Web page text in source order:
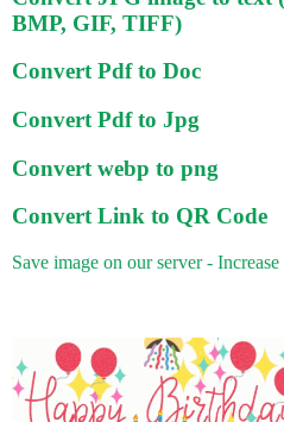
BMP, GIF, TIFF)
Convert Pdf to Doc
Convert Pdf to Jpg
Convert webp to png
Convert Link to QR Code
Save image on our server -